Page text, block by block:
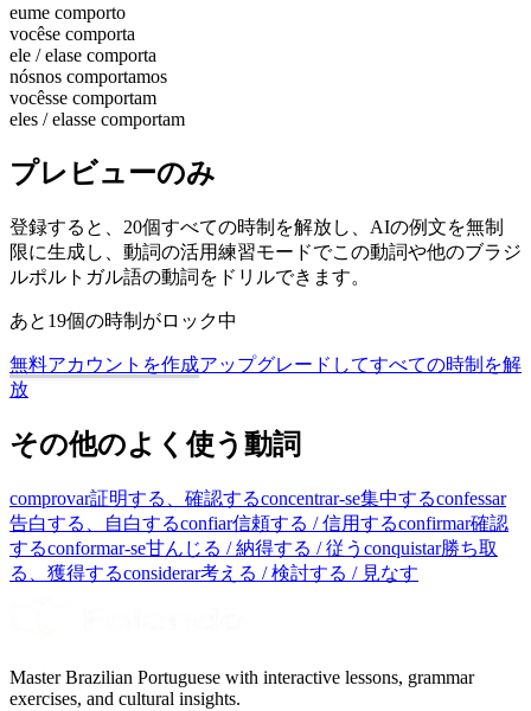
eume comporto
vocêse comporta
ele / elase comporta
nósnos comportamos
vocêsse comportam
eles / elasse comportam
プレビューのみ
登録すると、20個すべての時制を解放し、AIの例文を無制
限に生成し、動詞の活用練習モードでこの動詞や他のブラジ
ルポルトガル語の動詞をドリルできます。
あと19個の時制がロック中
無料アカウントを作成アップグレードしてすべての時制を解
放
その他のよく使う動詞
comprovar証明する、確認するconcentrar-se集中するconfessar
告白する、自白するconfiar信頼する / 信用するconfirmar確認
するconformar-se甘んじる / 納得する / 従う conquistar勝ち取
る、獲得するconsiderar考える / 検討する / 見なす
Master Brazilian Portuguese with interactive lessons, grammar
exercises, and cultural insights.